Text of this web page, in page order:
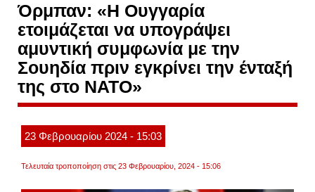
Όρμπαν: «Η Ουγγαρία
ετοιμάζεται να υπογράψει
αμυντική συμφωνία με την
Σουηδία πριν εγκρίνει την ένταξή
της στο ΝΑΤΟ»
23 Φεβρουαρίου 2024 - 15:03
Τελευταία τροποποίηση στις 23 Φεβρουαρίου, 2024 - 15:06